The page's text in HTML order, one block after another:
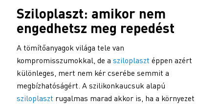
Sziloplaszt: amikor nem
engedhetsz meg repedést
A tömítőanyagok világa tele van
kompromisszumokkal, de a sziloplaszt éppen azért
különleges, mert nem kér cserébe semmit a
megbízhatóságért. A szilikonkaucsuk alapú
sziloplaszt rugalmas marad akkor is, ha a környezet